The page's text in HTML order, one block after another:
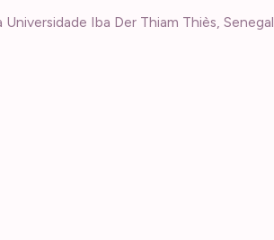
Iba Der Thiam Thiès, Senegal